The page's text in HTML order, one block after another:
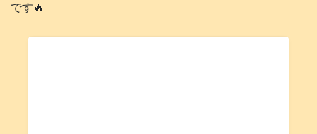
です🔥